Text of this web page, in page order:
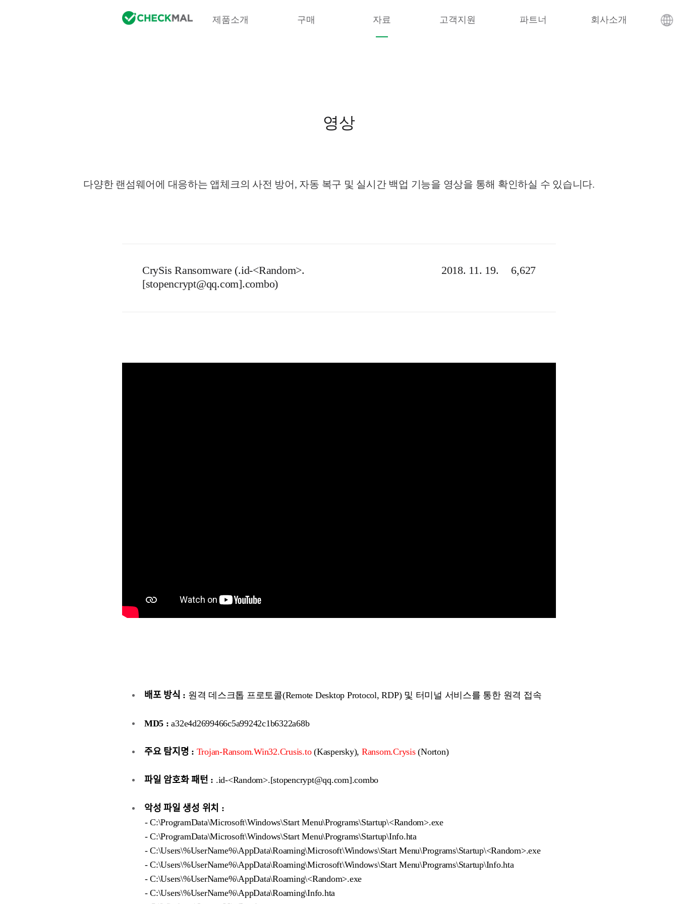
제품소개 구매 자료 고객지원 파트너 회사소개
영상
다양한 랜섬웨어에 대응하는 앱체크의 사전 방어, 자동 복구 및 실시간 백업 기능을 영상을 통해 확인하실 수 있습니다.
CrySis Ransomware (.id-<Random>.
[stopencrypt@qq.com].combo)
2018. 11. 19. 6,627
배포 방식 : 원격 데스크톱 프로토콜(Remote Desktop Protocol, RDP) 및 터미널 서비스를 통한 원격 접속
MD5 : a32e4d2699466c5a99242c1b6322a68b
주요 탐지명 : Trojan-Ransom.Win32.Crusis.to(Kaspersky), Ransom.Crysis(Norton)
파일 암호화 패턴 : .id-<Random>.[stopencrypt@qq.com].combo
악성 파일 생성 위치 :
- C:\ProgramData\Microsoft\Windows\Start Menu\Programs\Startup\<Random>.exe
- C:\ProgramData\Microsoft\Windows\Start Menu\Programs\Startup\Info.hta
- C:\Users\%UserName%\AppData\Roaming\Microsoft\Windows\Start Menu\Programs\Startup\<Random>.exe
- C:\Users\%UserName%\AppData\Roaming\Microsoft\Windows\Start Menu\Programs\Startup\Info.hta
- C:\Users\%UserName%\AppData\Roaming\<Random>.exe
- C:\Users\%UserName%\AppData\Roaming\Info.hta